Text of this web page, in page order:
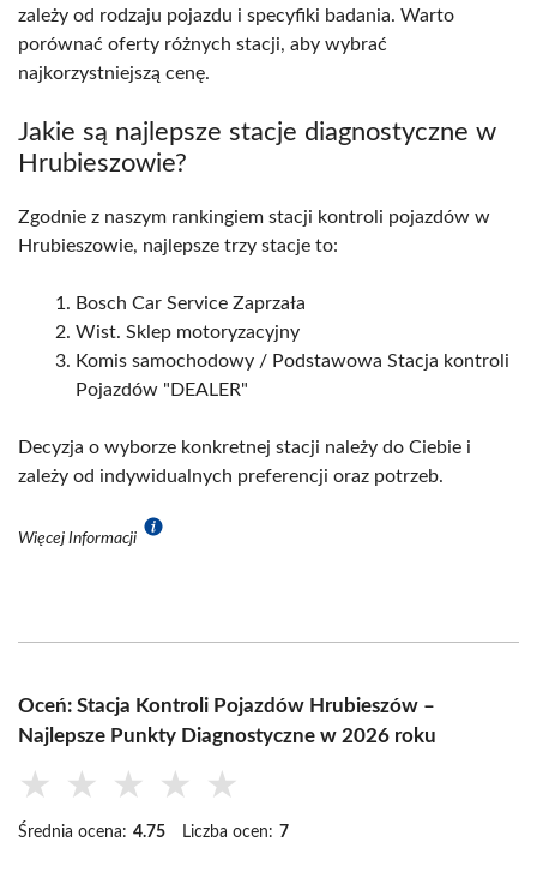
zależy od rodzaju pojazdu i specyfiki badania. Warto
porównać oferty różnych stacji, aby wybrać
najkorzystniejszą cenę.
Jakie są najlepsze stacje diagnostyczne w
Hrubieszowie?
Zgodnie z naszym rankingiem stacji kontroli pojazdów w
Hrubieszowie, najlepsze trzy stacje to:
Bosch Car Service Zaprzała
Wist. Sklep motoryzacyjny
Komis samochodowy / Podstawowa Stacja kontroli
Pojazdów "DEALER"
Decyzja o wyborze konkretnej stacji należy do Ciebie i
zależy od indywidualnych preferencji oraz potrzeb.
Więcej Informacji
Oceń: Stacja Kontroli Pojazdów Hrubieszów –
Najlepsze Punkty Diagnostyczne w 2026 roku
★ ★ ★ ★ ★
Średnia ocena: 4.75 Liczba ocen: 7